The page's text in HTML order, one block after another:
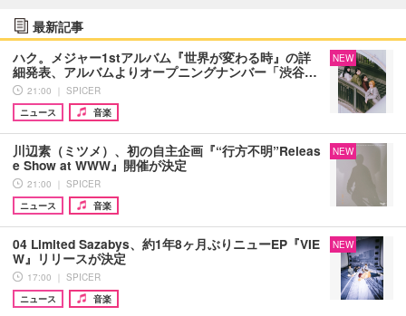
最新記事
ハク。メジャー1stアルバム『世界が変わる時』の詳
細発表、アルバムよりオープニングナンバー「渋谷…
21:00 ｜ SPICER
ニュース
音楽
NEW
川辺素（ミツメ）、初の自主企画『“行方不明”Releas
e Show at WWW』開催が決定
21:00 ｜ SPICER
ニュース
音楽
NEW
04 Limited Sazabys、約1年8ヶ月ぶりニューEP『VIE
W』リリースが決定
17:00 ｜ SPICER
ニュース
音楽
NEW